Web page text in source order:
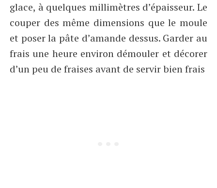
glace, à quelques millimètres d’épaisseur. Le
couper des même dimensions que le moule
et poser la pâte d’amande dessus. Garder au
frais une heure environ démouler et décorer
d’un peu de fraises avant de servir bien frais